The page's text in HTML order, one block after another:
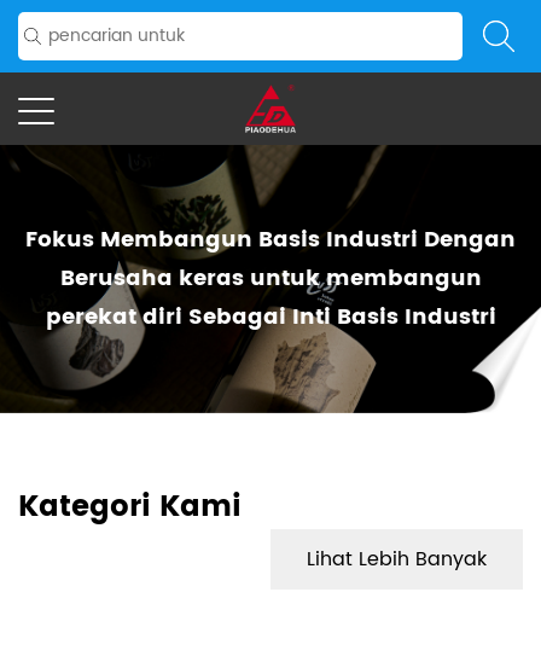
Fokus Membangun Basis Industri Dengan
Berusaha keras untuk membangun
perekat diri Sebagai Inti Basis Industri
Kategori Kami
Lihat Lebih Banyak